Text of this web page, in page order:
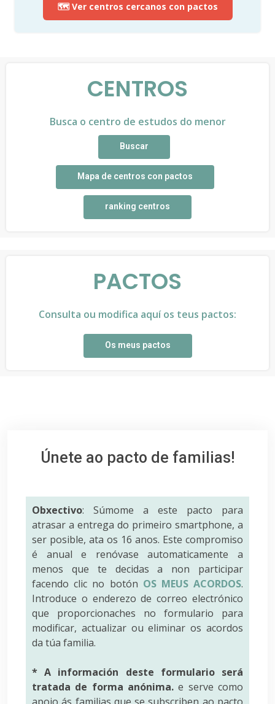
🗺️ Ver centros cercanos con pactos
CENTROS
Busca o centro de estudos do menor
Buscar
Mapa de centros con pactos
ranking centros
PACTOS
Consulta ou modifica aquí os teus pactos:
Os meus pactos
Únete ao pacto de familias!
Obxectivo: Súmome a este pacto para
atrasar a entrega do primeiro smartphone, a
ser posible, ata os 16 anos. Este compromiso
é anual e renóvase automaticamente a
menos que te decidas a non participar
facendo clic no botón OS MEUS ACORDOS.
Introduce o enderezo de correo electrónico
que proporcionaches no formulario para
modificar, actualizar ou eliminar os acordos
da túa familia.
* A información deste formulario será
tratada de forma anónima. e serve como